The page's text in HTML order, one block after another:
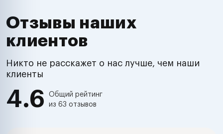
Отзывы наших
клиентов
Никто не расскажет о нас лучше, чем наши
клиенты
4.6
Общий рейтинг
из 63 отзывов